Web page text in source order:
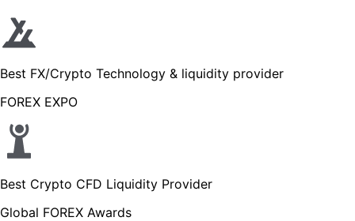
Best FX/Crypto Technology & liquidity provider
FOREX EXPO
Best Crypto CFD Liquidity Provider
Global FOREX Awards